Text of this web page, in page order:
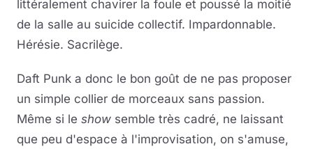
littéralement chavirer la foule et poussé la moitié
de la salle au suicide collectif. Impardonnable.
Hérésie. Sacrilège.
Daft Punk a donc le bon goût de ne pas proposer
un simple collier de morceaux sans passion.
Même si le show semble très cadré, ne laissant
que peu d'espace à l'improvisation, on s'amuse,